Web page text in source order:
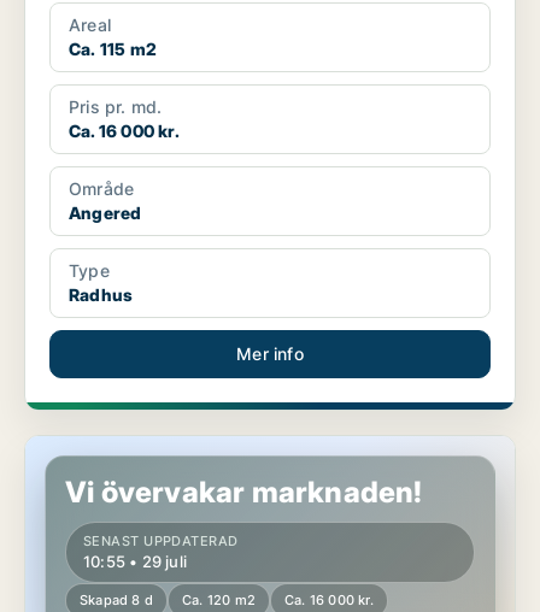
Areal
Ca. 115 m2
Pris pr. md.
Ca. 16 000 kr.
Område
Angered
Type
Radhus
Mer info
Radhus i Angered
Vi övervakar marknaden!
SENAST UPPDATERAD
10:55 • 29 juli
Skapad 8 d Ca. 120 m2 Ca. 16 000 kr.